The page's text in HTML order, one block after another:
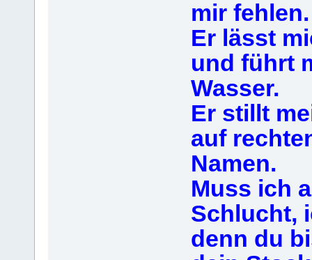
mir fehlen.
Er lässt
und führt
Wasser.
Er stillt
auf
Namen.
Muss ich
Schlucht,
denn du